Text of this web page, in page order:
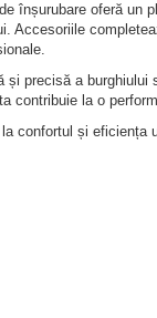
înșurubare oferă un
Accesoriile
și precisă a
contribuie la o
confortul și eficiența